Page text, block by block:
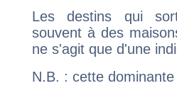
Les destins qui
souvent à des
ne s'agit que d'une
N.B. : cette